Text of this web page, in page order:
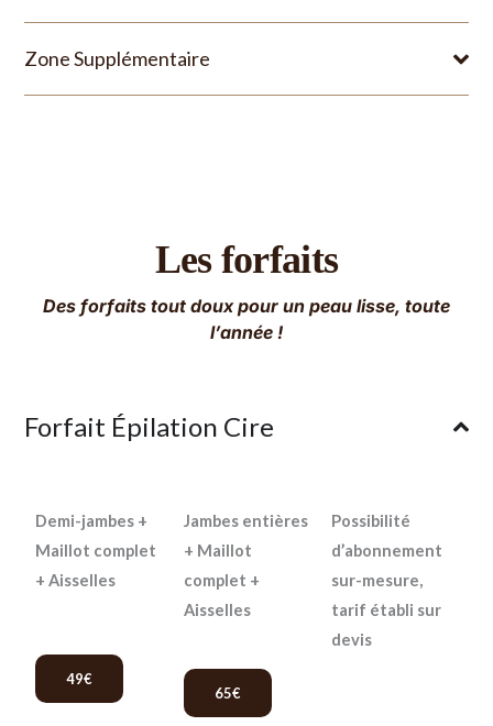
Zone Supplémentaire
Les forfaits
Des forfaits tout doux pour un peau lisse, toute
l’année !
Forfait Épilation Cire
Demi-jambes +
Maillot complet
+ Aisselles
49€
Jambes entières
+ Maillot
complet +
Aisselles
65€
Possibilité
d’abonnement
sur-mesure,
tarif établi sur
devis